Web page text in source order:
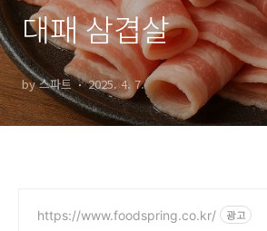
대패 삼겹살
by 스파트 2025. 4. 7.
https://www.foodspring.co.kr/ 광고